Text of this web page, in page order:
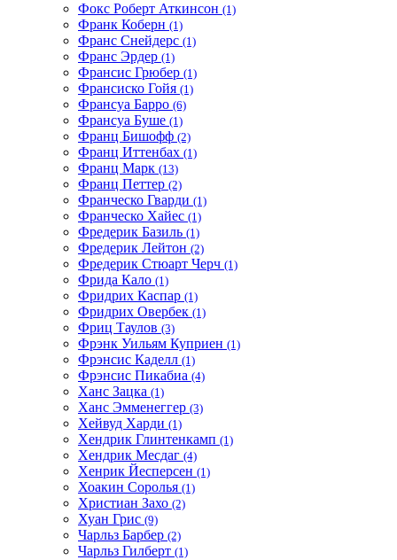
Фокс Роберт Аткинсон (1)
Франк Коберн (1)
Франс Снейдерс (1)
Франс Эрдер (1)
Франсис Грюбер (1)
Франсиско Гойя (1)
Франсуа Барро (6)
Франсуа Буше (1)
Франц Бишофф (2)
Франц Иттенбах (1)
Франц Марк (13)
Франц Петтер (2)
Франческо Гварди (1)
Франческо Хайес (1)
Фредерик Базиль (1)
Фредерик Лейтон (2)
Фредерик Стюарт Черч (1)
Фрида Кало (1)
Фридрих Каспар (1)
Фридрих Овербек (1)
Фриц Таулов (3)
Фрэнк Уильям Куприен (1)
Фрэнсис Каделл (1)
Фрэнсис Пикабиа (4)
Ханс Зацка (1)
Ханс Эмменеггер (3)
Хейвуд Харди (1)
Хендрик Глинтенкамп (1)
Хендрик Месдаг (4)
Хенрик Йесперсен (1)
Хоакин Соролья (1)
Христиан Захо (2)
Хуан Грис (9)
Чарльз Барбер (2)
Чарльз Гилберт (1)